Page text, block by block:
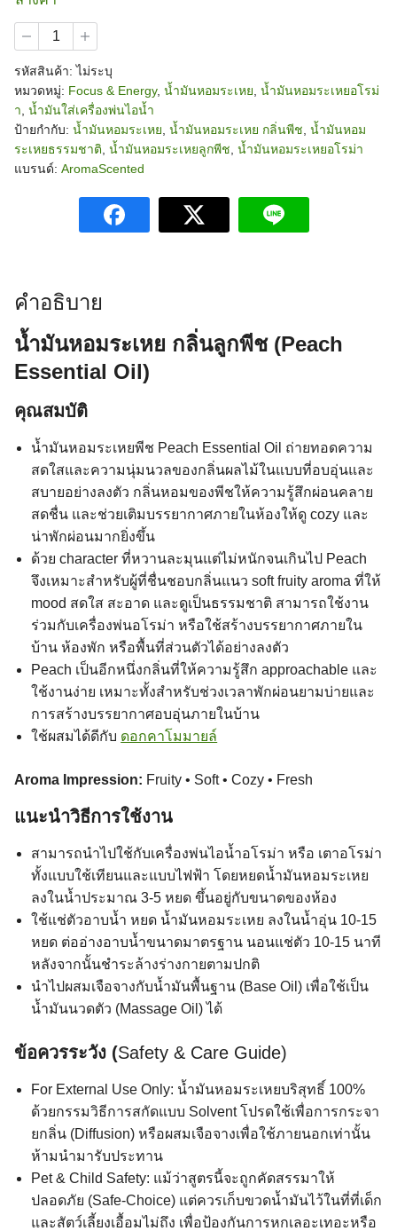
จำนวน
น้ำมัน
หอม
กลิ่น
พีช
กลิ่น
ผล
ไม้
รหัสสินค้า:ไม่ระบุ
หมวดหมู่: Focus & Energy, น้ำมันหอมระเหย น้ำมันหอมระเหยอโรม่
า น้ำมันใส่เครื่องพ่นไอน้ำ
ป้ายกำกับ: น้ำมันหอมระเหย น้ำมันหอมระเหย กลิ่นพีช น้ำมันหอม
ระเหยธรรมชาติ น้ำมันหอมระเหยลูกพีช น้ำมันหอมระเหยอโรม่า
แบรนด์: AromaScented
คำอธิบาย
น้ำมันหอมระเหย กลิ่นลูกพีช (Peach
Essential Oil)
คุณสมบัติ
น้ำมันหอมระเหยพีช Peach Essential Oil ถ่ายทอดความ
สดใสและความนุ่มนวลของกลิ่นผลไม้ในแบบที่อบอุ่นและ
สบายอย่างลงตัว กลิ่นหอมของพีชให้ความรู้สึกผ่อนคลาย
สดชื่น และช่วยเติมบรรยากาศภายในห้องให้ดู cozy และ
น่าพักผ่อนมากยิ่งขึ้น
ด้วย character ที่หวานละมุนแต่ไม่หนักจนเกินไป Peach
จึงเหมาะสำหรับผู้ที่ชื่นชอบกลิ่นแนว soft fruity aroma ที่ให้
mood สดใส สะอาด และดูเป็นธรรมชาติ สามารถใช้งาน
ร่วมกับเครื่องพ่นอโรม่า หรือใช้สร้างบรรยากาศภายใน
บ้าน ห้องพัก หรือพื้นที่ส่วนตัวได้อย่างลงตัว
Peach เป็นอีกหนึ่งกลิ่นที่ให้ความรู้สึก approachable และ
ใช้งานง่าย เหมาะทั้งสำหรับช่วงเวลาพักผ่อนยามบ่ายและ
การสร้างบรรยากาศอบอุ่นภายในบ้าน
ใช้ผสมได้ดีกับ ดอกคาโมมายล์
Aroma Impression: Fruity • Soft • Cozy • Fresh
แนะนำวิธีการใช้งาน
สามารถนำไปใช้กับเครื่องพ่นไอน้ำอโรม่า หรือ เตาอโรม่า
ทั้งแบบใช้เทียนและแบบไฟฟ้า โดยหยดน้ำมันหอมระเหย
ลงในน้ำประมาณ 3-5 หยด ขึ้นอยู่กับขนาดของห้อง
ใช้แช่ตัวอาบน้ำ หยด น้ำมันหอมระเหย ลงในน้ำอุ่น 10-15
หยด ต่ออ่างอาบน้ำขนาดมาตรฐาน นอนแช่ตัว 10-15 นาที
หลังจากนั้นชำระล้างร่างกายตามปกติ
นำไปผสมเจือจางกับน้ำมันพื้นฐาน (Base Oil) เพื่อใช้เป็น
น้ำมันนวดตัว (Massage Oil) ได้
ข้อควรระวัง (Safety & Care Guide)
For External Use Only: น้ำมันหอมระเหยบริสุทธิ์ 100%
ด้วยกรรมวิธีการสกัดแบบ Solvent โปรดใช้เพื่อการกระจา
ยกลิ่น (Diffusion) หรือผสมเจือจางเพื่อใช้ภายนอกเท่านั้น
ห้ามนำมารับประทาน
Pet & Child Safety: แม้ว่าสูตรนี้จะถูกคัดสรรมาให้
ปลอดภัย (Safe-Choice) แต่ควรเก็บขวดน้ำมันไว้ในที่ที่เด็ก
และสัตว์เลี้ยงเอื้อมไม่ถึง เพื่อป้องกันการหกเลอะเทอะหรือ